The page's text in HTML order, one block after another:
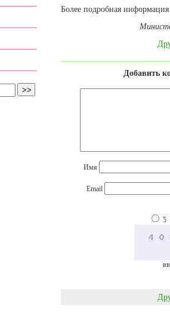
Более подробная информация
Добавить
Имя
Email
5